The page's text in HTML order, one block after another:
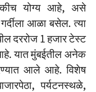
योग्य आहे, असे
गर्दीला आळा बसेल. त्या
दररोज 1 हजार टेस्ट
यात मुंबईतील अनेक
आले आहे. विशेष
पर्यटनस्थळे,